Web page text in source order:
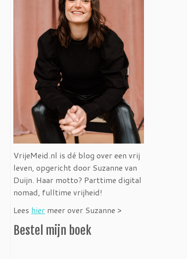
VrijeMeid.nl is dé blog over een vrij
leven, opgericht door Suzanne van
Duijn. Haar motto? Parttime digital
nomad, fulltime vrijheid!
Lees hier meer over Suzanne >
Bestel mijn boek